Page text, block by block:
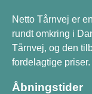
Netto Tårnvej er
rundt omkring i
Tårnvej, og den
fordelagtige priser.
Åbningstider